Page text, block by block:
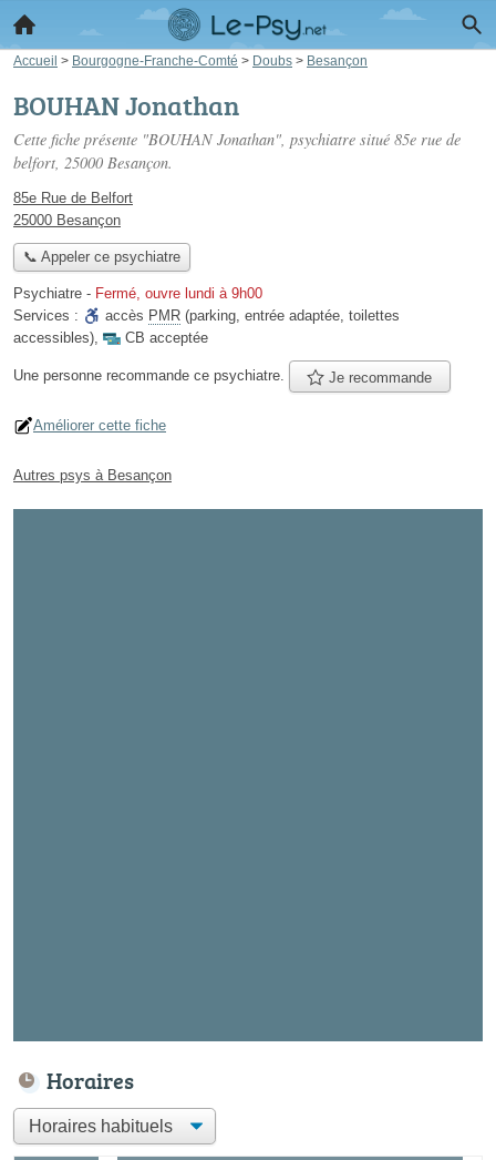
Accueil > Bourgogne-Franche-Comté > Doubs > Besançon
BOUHAN Jonathan
Cette fiche présente "BOUHAN Jonathan", psychiatre situé 85e rue de
belfort, 25000 Besançon.
85e Rue de Belfort
25000 Besançon
📞 Appeler ce psychiatre
Psychiatre - Fermé, ouvre lundi à 9h00
Services :
accès PMR (parking, entrée adaptée, toilettes
accessibles), CB acceptée
Une personne recommande ce psychiatre. Je recommande
Améliorer cette fiche
Autres psys à Besançon
Horaires